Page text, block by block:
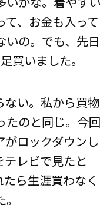
、お金も入って
いの。でも、先日
買いました。
い。私から買物
たのと同じ。今回
がロックダウンし
レビで見たと
ら生涯買わなく